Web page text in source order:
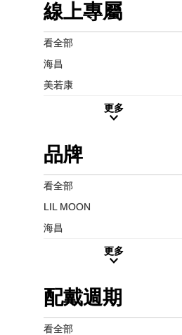
線上專屬
看全部
海昌
美若康
更多
品牌
看全部
LIL MOON
海昌
更多
配戴週期
看全部